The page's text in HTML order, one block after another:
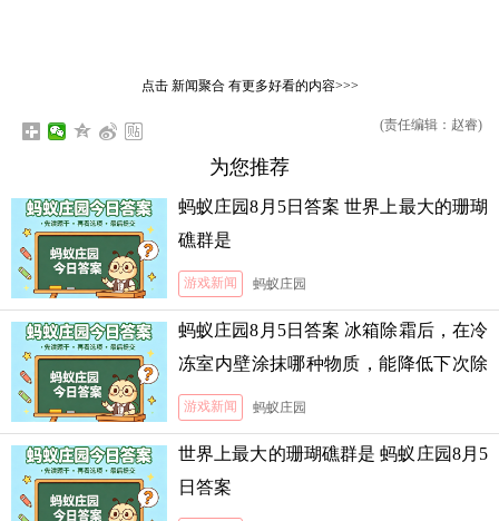
点击 新闻聚合有更多好看的内容>>>
(责任编辑：赵睿)
为您推荐
蚂蚁庄园8月5日答案 世界上最大的珊瑚
礁群是
游戏新闻 蚂蚁庄园
蚂蚁庄园8月5日答案 冰箱除霜后，在冷
冻室内壁涂抹哪种物质，能降低下次除
霜的难度
游戏新闻 蚂蚁庄园
世界上最大的珊瑚礁群是 蚂蚁庄园8月5
日答案